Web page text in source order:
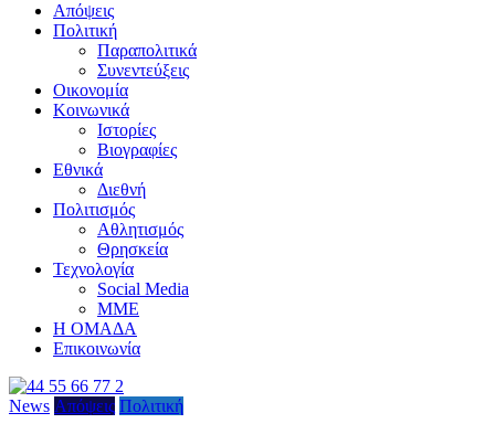
Απόψεις
Πολιτική
Παραπολιτικά
Συνεντεύξεις
Οικονομία
Κοινωνικά
Ιστορίες
Βιογραφίες
Εθνικά
Διεθνή
Πολιτισμός
Αθλητισμός
Θρησκεία
Τεχνολογία
Social Media
ΜΜΕ
Η ΟΜΑΔΑ
Επικοινωνία
News Απόψεις Πολιτική